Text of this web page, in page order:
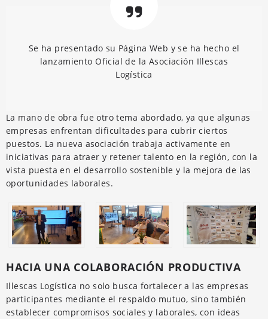
Se ha presentado su Página Web y se ha hecho el
lanzamiento Oficial de la Asociación Illescas
Logística
La mano de obra fue otro tema abordado, ya que algunas
empresas enfrentan dificultades para cubrir ciertos
puestos. La nueva asociación trabaja activamente en
iniciativas para atraer y retener talento en la región, con la
vista puesta en el desarrollo sostenible y la mejora de las
oportunidades laborales.
HACIA UNA COLABORACIÓN PRODUCTIVA
Illescas Logística no solo busca fortalecer a las empresas
participantes mediante el respaldo mutuo, sino también
establecer compromisos sociales y laborales, con ideas